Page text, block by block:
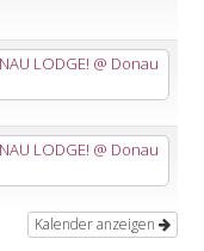
LODGE! @ Donau
LODGE! @ Donau
Kalender anzeigen